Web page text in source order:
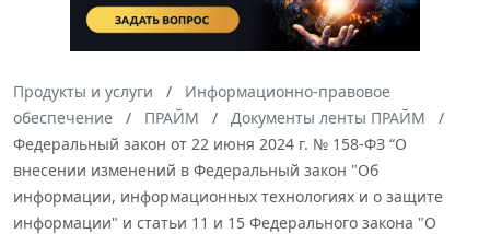
Продукты и услуги
Информационно-правовое
обеспечение
ПРАЙМ
Документы ленты ПРАЙМ
Федеральный закон от 22 июня 2024 г. № 158-ФЗ “О
внесении изменений в Федеральный закон "Об
информации, информационных технологиях и о защите
информации" и статьи 11 и 15 Федерального закона "О